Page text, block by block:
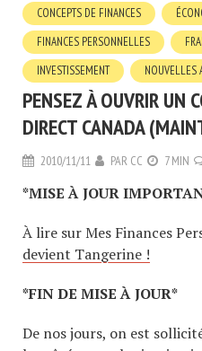
CONCEPTS DE FINANCES
FINANCES PERSONNELLES
INVESTISSEMENT
NOUVELLES
PENSEZ À OUVRIR UN
DIRECT CANADA
2010/11/11 PAR CC 7 MIN
*MISE À JOUR
À lire sur Mes Finances
devient Tangerine !
*FIN DE MISE À JOUR*
De nos jours, on est